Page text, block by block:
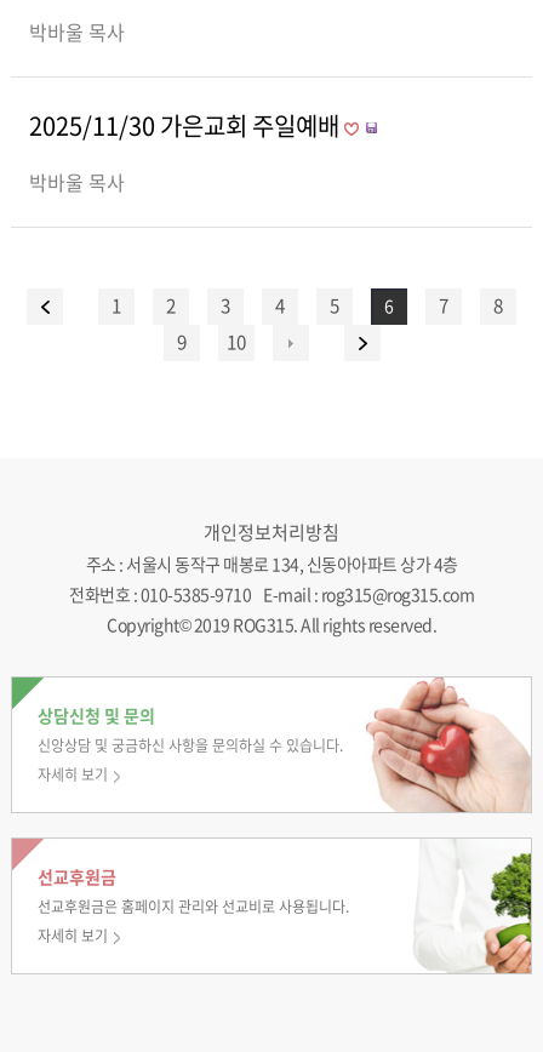
박바울 목사
2025/11/30 가은교회 주일예배
박바울 목사
1 2 3 4 5 6 7
8
9
10
개인정보처리방침
주소 : 서울시 동작구 매봉로 134, 신동아아파트 상가 4층
전화번호 : 010-5385-9710 E-mail : rog315@rog315.com
Copyright© 2019 ROG315. All rights reserved.
상담신청 및 문의
신앙상담 및 궁금하신사항을 문의하실 수 있습니다.
자세히 보기
선교후원금
선교후원금은 홈페이지관리와 선교비로사용됩니다.
자세히 보기